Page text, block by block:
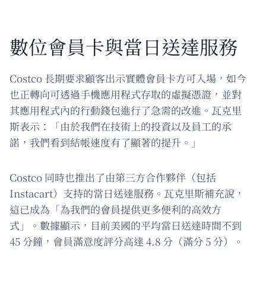
數位會員卡與當日送達服務
Costco 長期要求顧客出示實體會員卡方可入場，如今
也正轉向可透過手機應用程式存取的虛擬憑證，並對
其應用程式內的行動錢包進行了急需的改進。瓦克里
斯表示：「由於我們在技術上的投資以及員工的承
諾，我們看到結帳速度有了顯著的提升。」
Costco 同時也推出了由第三方合作夥伴（包括
Instacart）支持的當日送達服務。瓦克里斯補充說，
這已成為「為我們的會員提供更多便利的高效方
式」。數據顯示，目前美國的平均當日送達時間不到
45 分鐘，會員滿意度評分高達 4.8 分（滿分 5 分）。